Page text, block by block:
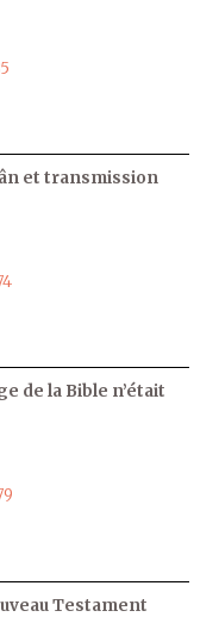
et transmission
de la Bible n’était
Testament